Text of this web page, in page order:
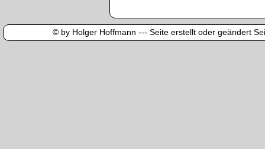
© by Holger Hoffmann --- Seite erstellt oder geändert